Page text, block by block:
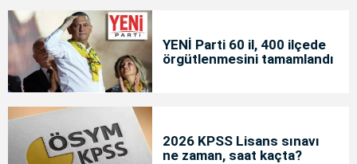
YENİ Parti 60 il, 400 ilçede
örgütlenmesini tamamlandı
2026 KPSS Lisans sınavı
ne zaman, saat kaçta?